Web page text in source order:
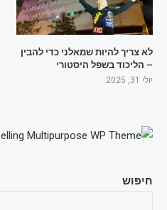
חיפוש
לא צריך להיות שמאלני כדי להבין
– הליכוד בשפל היסטורי
יולי 31, 2025